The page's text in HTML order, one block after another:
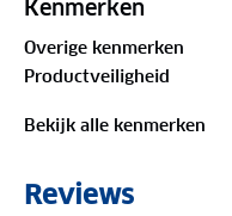
ondergrond te ruig.
Jouw voordelen
Extra bagageruimte
Afneembare zijtas
Kenmerken
Overige kenmerken
Productveiligheid
Bekijk alle kenmerken
Reviews